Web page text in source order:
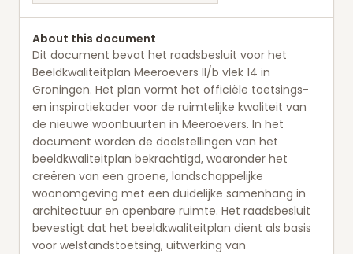
About this document
Dit document bevat het raadsbesluit voor het
Beeldkwaliteitplan Meeroevers II/b vlek 14 in
Groningen. Het plan vormt het officiële toetsings-
en inspiratiekader voor de ruimtelijke kwaliteit van
de nieuwe woonbuurten in Meeroevers. In het
document worden de doelstellingen van het
beeldkwaliteitplan bekrachtigd, waaronder het
creëren van een groene, landschappelijke
woonomgeving met een duidelijke samenhang in
architectuur en openbare ruimte. Het raadsbesluit
bevestigt dat het beeldkwaliteitplan dient als basis
voor welstandstoetsing, uitwerking van